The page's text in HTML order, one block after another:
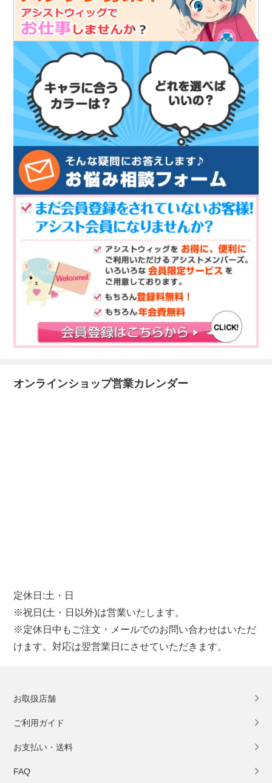
オンラインショップ営業カレンダー
定休日:土・日
※祝日(土・日以外)は営業いたします。
※定休日中もご注文・メールでのお問い合わせはいただ
けます。対応は翌営業日にさせていただきます。
お取扱店舗
ご利用ガイド
お支払い・送料
FAQ